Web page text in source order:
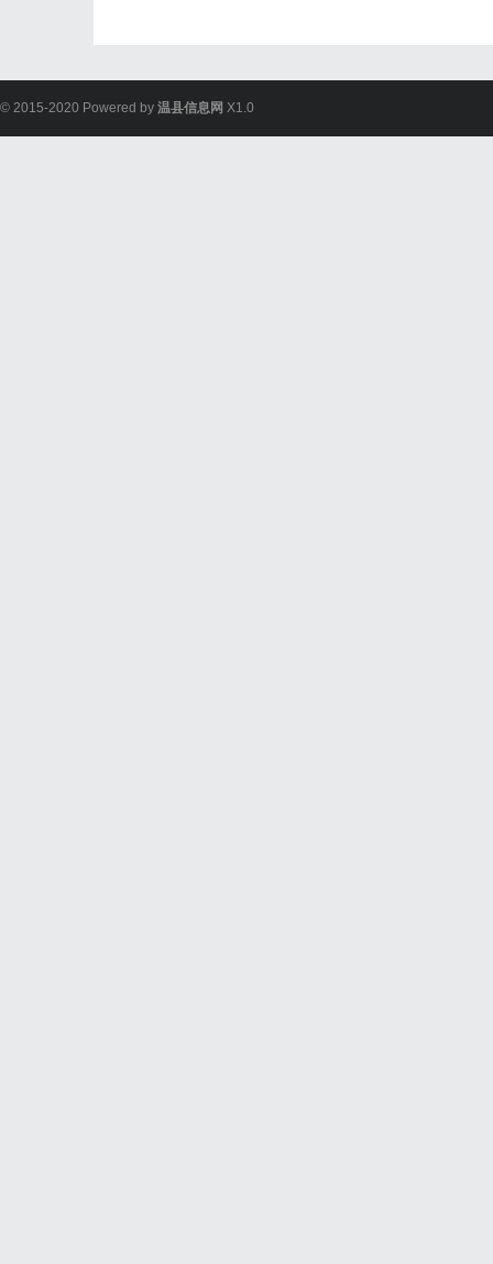
© 2015-2020 Powered by 温县信息网 X1.0